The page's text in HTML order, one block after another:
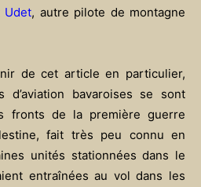
Udet, autre pilote de montagne
de cet article en particulier,
d’aviation bavaroises se sont
fronts de la première guerre
fait très peu connu en
unités stationnées dans le
entraînées au vol dans les